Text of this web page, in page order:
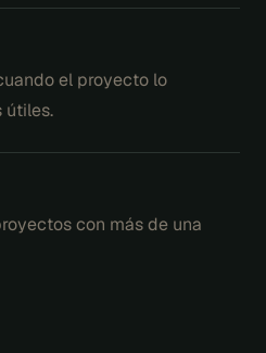
el proyecto lo
útiles.
con más de una